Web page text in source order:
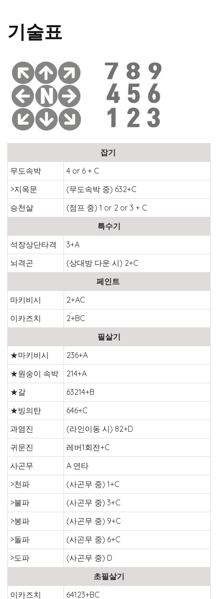
기술표
잡기
무도속박
4 or 6 + C
>지옥문
(무도속박 중) 632+C
승천살
(점프 중) 1 or 2 or 3 + C
특수기
석장상단타격
3+A
뇌격곤
(상대방 다운 시) 2+C
페인트
마키비시
2+AC
이카즈치
2+BC
필살기
★마키비시
236+A
★원숭이 속박
214+A
★갈
63214+B
★빙의탄
646+C
과염진
(라인이동 시) 82+D
귀문진
레버1회전+C
사곤무
A 연타
>천파
(사곤무 중) 1+C
>불파
(사곤무 중) 3+C
>봉파
(사곤무 중) 9+C
>돌파
(사곤무 중) 6+C
>도파
(사곤무 중) D
초필살기
이카즈치
64123+BC